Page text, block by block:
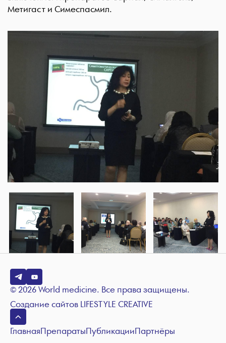
Метигаст и Симеспасмил.
© 2026 World medicine. Все права защищены.
Создание сайтов LIFESTYLE CREATIVE
ГлавнаяПрепаратыПубликацииПартнёры